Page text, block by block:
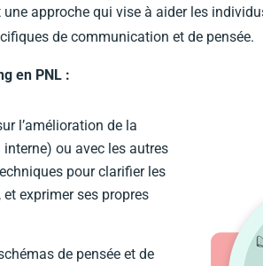
une approche qui vise à aider les
de communication et de pensée.
en PNL :
l’amélioration de la
ou avec les autres
pour clarifier les
exprimer ses propres
de pensée et de